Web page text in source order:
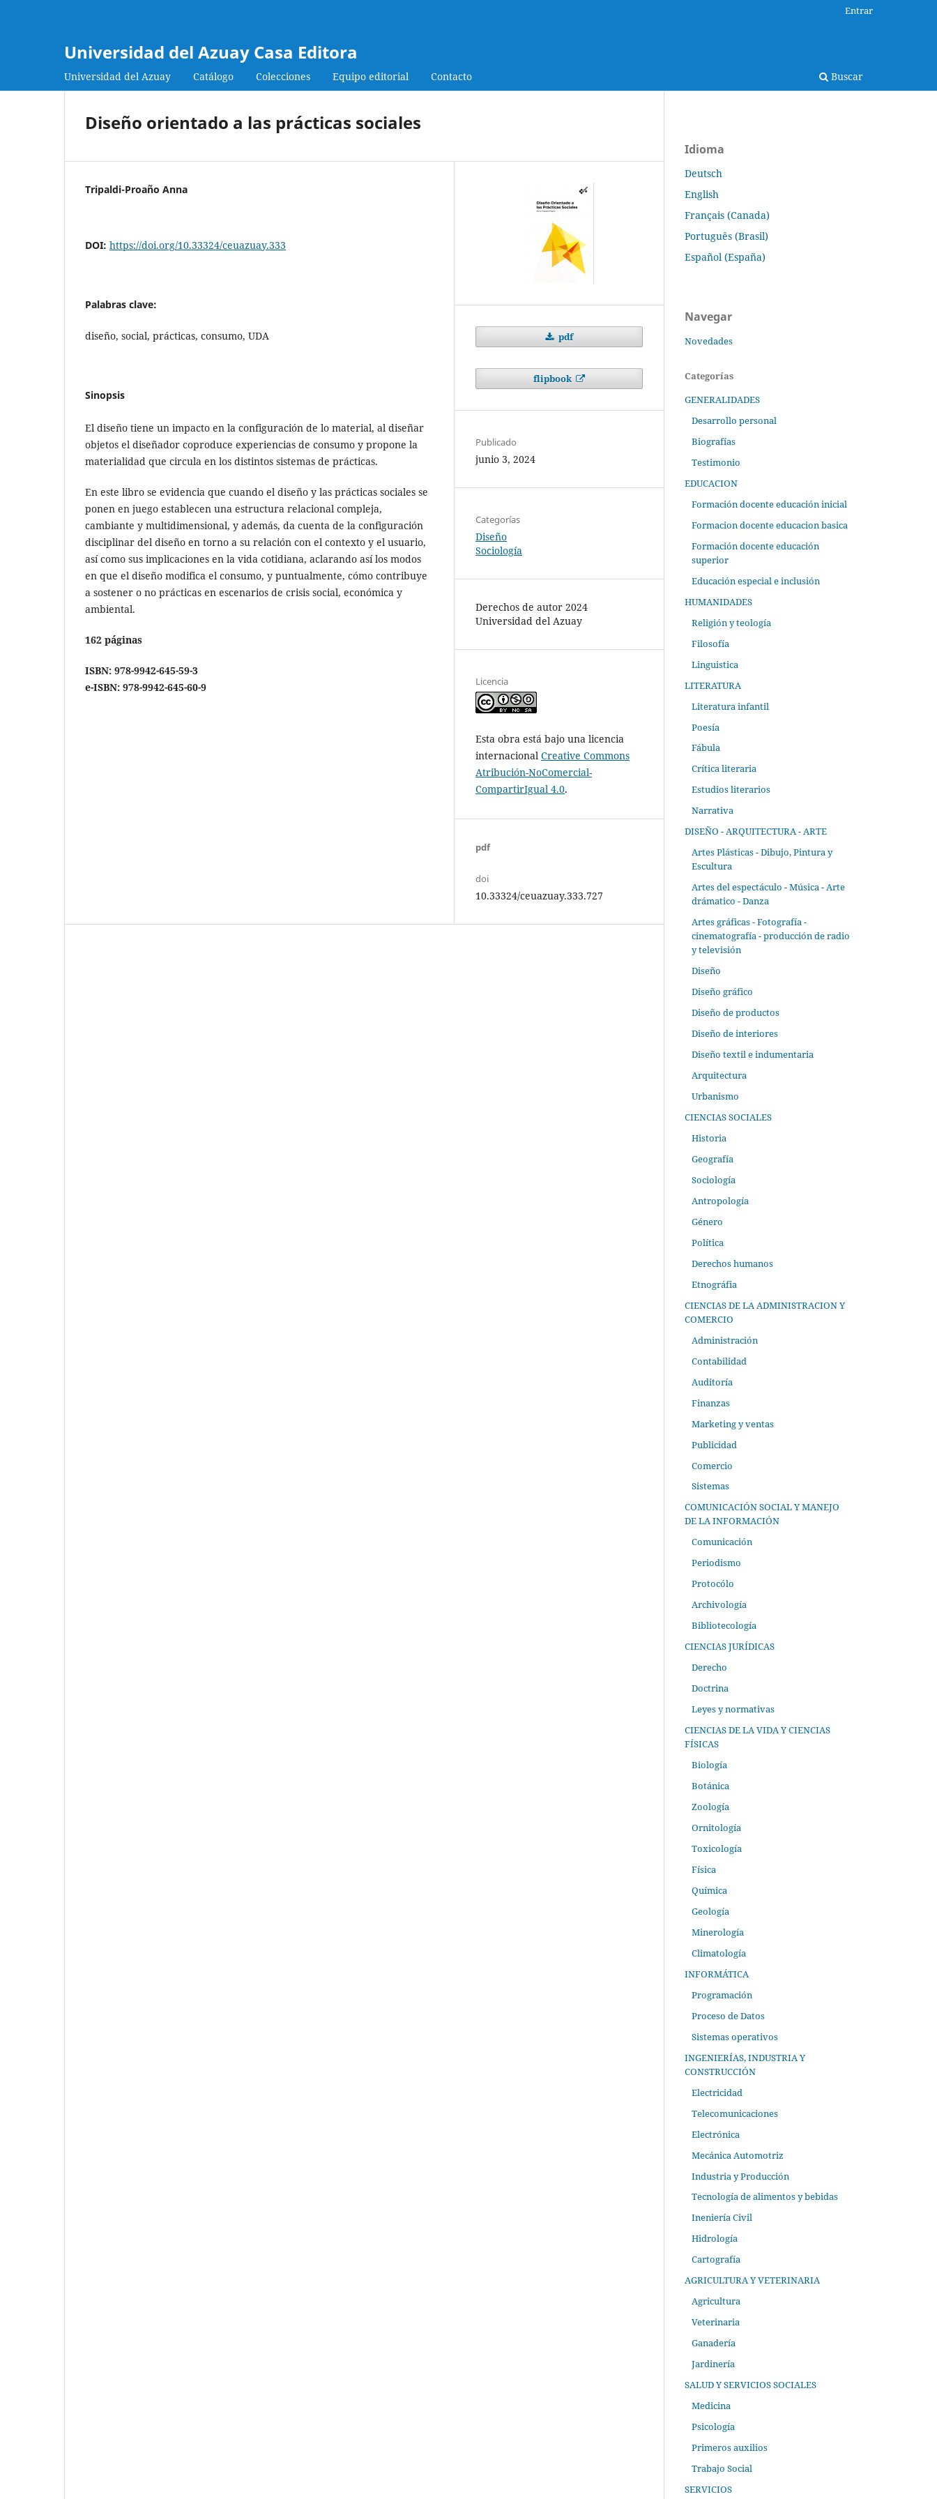
Universidad del Azuay Casa Editora
Universidad del Azuay Catálogo Colecciones Equipo editorial Contacto Buscar
Entrar
Diseño orientado a las prácticas sociales
Tripaldi-Proaño Anna
DOI: https://doi.org/10.33324/ceuazuay.333
Palabras clave:
diseño, social, prácticas, consumo, UDA
Sinopsis
El diseño tiene un impacto en la configuración de lo material, al diseñar
objetos el diseñador coproduce experiencias de consumo y propone la
materialidad que circula en los distintos sistemas de prácticas.
En este libro se evidencia que cuando el diseño y las prácticas sociales se
ponen en juego establecen una estructura relacional compleja,
cambiante y multidimensional, y además, da cuenta de la configuración
disciplinar del diseño en torno a su relación con el contexto y el usuario,
así como sus implicaciones en la vida cotidiana, aclarando así los modos
en que el diseño modifica el consumo, y puntualmente, cómo contribuye
a sostener o no prácticas en escenarios de crisis social, económica y
ambiental.
162 páginas
ISBN: 978-9942-645-59-3
e-ISBN: 978-9942-645-60-9
pdf
flipbook
Publicado
junio 3, 2024
Categorías
Diseño
Sociología
Derechos de autor 2024
Universidad del Azuay
Licencia
Esta obra está bajo una licencia
internacional Creative Commons
Atribución-NoComercial-
CompartirIgual 4.0.
pdf
doi
10.33324/ceuazuay.333.727
Idioma
Deutsch
English
Français (Canada)
Português (Brasil)
Español (España)
Navegar
Novedades
Categorías
GENERALIDADES
Desarrollo personal
Biografías
Testimonio
EDUCACION
Formación docente educación inicial
Formacion docente educacion basica
Formación docente educación
superior
Educación especial e inclusión
HUMANIDADES
Religión y teología
Filosofía
Linguistica
LITERATURA
Literatura infantil
Poesía
Fábula
Crítica literaria
Estudios literarios
Narrativa
DISEÑO - ARQUITECTURA - ARTE
Artes Plásticas - Dibujo, Pintura y
Escultura
Artes del espectáculo - Música - Arte
drámatico - Danza
Artes gráficas - Fotografía -
cinematografía - producción de radio
y televisión
Diseño
Diseño gráfico
Diseño de productos
Diseño de interiores
Diseño textil e indumentaria
Arquitectura
Urbanismo
CIENCIAS SOCIALES
Historia
Geografía
Sociología
Antropología
Género
Política
Derechos humanos
Etnográfia
CIENCIAS DE LA ADMINISTRACION Y
COMERCIO
Administración
Contabilidad
Auditoría
Finanzas
Marketing y ventas
Publicidad
Comercio
Sistemas
COMUNICACIÓN SOCIAL Y MANEJO
DE LA INFORMACIÓN
Comunicación
Periodismo
Protocólo
Archivología
Bibliotecología
CIENCIAS JURÍDICAS
Derecho
Doctrina
Leyes y normativas
CIENCIAS DE LA VIDA Y CIENCIAS
FÍSICAS
Biología
Botánica
Zoología
Ornitología
Toxicología
Física
Química
Geología
Minerología
Climatología
INFORMÁTICA
Programación
Proceso de Datos
Sistemas operativos
INGENIERÍAS, INDUSTRIA Y
CONSTRUCCIÓN
Electricidad
Telecomunicaciones
Electrónica
Mecánica Automotriz
Industria y Producción
Tecnología de alimentos y bebidas
Ineniería Civil
Hidrología
Cartografía
AGRICULTURA Y VETERINARIA
Agricultura
Veterinaria
Ganadería
Jardinería
SALUD Y SERVICIOS SOCIALES
Medicina
Psicología
Primeros auxilios
Trabajo Social
SERVICIOS